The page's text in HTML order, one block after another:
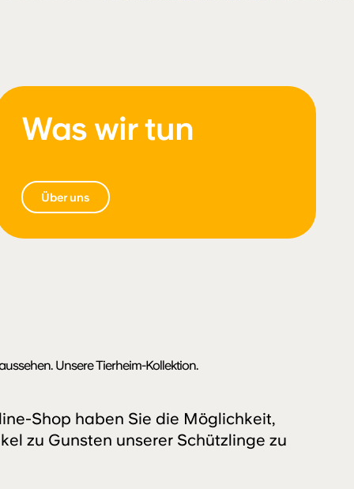
Was wir tun
Über uns
Unsere Tierheim-Kollektion.
Shop haben Sie die Möglichkeit,
zu Gunsten unserer Schützlinge zu